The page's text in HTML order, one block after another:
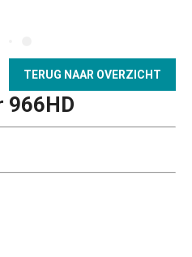
TERUG NAAR OVERZICHT
966HD